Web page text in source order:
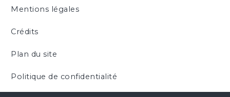
Mentions légales
Crédits
Plan du site
Politique de confidentialité